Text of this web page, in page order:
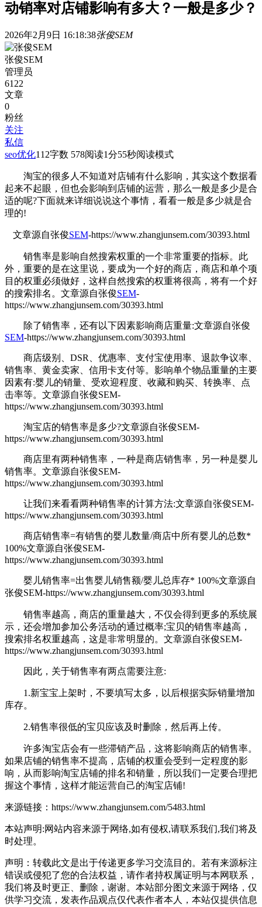
动销率对店铺影响有多大？一般是多少？
2026年2月9日 16:18:38张俊SEM
张俊SEM
管理员
6122
文章
0
粉丝
关注
私信
seo优化112字数 578阅读1分55秒阅读模式
淘宝的很多人不知道对店铺有什么影响，其实这个数据看
起来不起眼，但也会影响到店铺的运营，那么一般是多少是合
适的呢?下面就来详细说说这个事情，看看一般是多少就是合
理的!
文章源自张俊SEM-https://www.zhangjunsem.com/30393.html
销售率是影响自然搜索权重的一个非常重要的指标。此
外，重要的是在这里说，要成为一个好的商店，商店和单个项
目的权重必须做好，这样自然搜索的权重将很高，将有一个好
的搜索排名。 文章源自张俊SEM-
https://www.zhangjunsem.com/30393.html
除了销售率，还有以下因素影响商店重量:文章源自张俊
SEM-https://www.zhangjunsem.com/30393.html
商店级别、DSR、优惠率、支付宝使用率、退款争议率、
销售率、黄金卖家、信用卡支付等。影响单个物品重量的主要
因素有:婴儿的销量、受欢迎程度、收藏和购买、转换率、点
击率等。 文章源自张俊SEM-
https://www.zhangjunsem.com/30393.html
淘宝店的销售率是多少?文章源自张俊SEM-
https://www.zhangjunsem.com/30393.html
商店里有两种销售率，一种是商店销售率，另一种是婴儿
销售率。 文章源自张俊SEM-
https://www.zhangjunsem.com/30393.html
让我们来看看两种销售率的计算方法:文章源自张俊SEM-
https://www.zhangjunsem.com/30393.html
商店销售率=有销售的婴儿数量/商店中所有婴儿的总数*
100%文章源自张俊SEM-
https://www.zhangjunsem.com/30393.html
婴儿销售率=出售婴儿销售额/婴儿总库存* 100%文章源自
张俊SEM-https://www.zhangjunsem.com/30393.html
销售率越高，商店的重量越大，不仅会得到更多的系统展
示，还会增加参加公务活动的通过概率;宝贝的销售率越高，
搜索排名权重越高，这是非常明显的。 文章源自张俊SEM-
https://www.zhangjunsem.com/30393.html
因此，关于销售率有两点需要注意:
1.新宝宝上架时，不要填写太多，以后根据实际销量增加
库存。
2.销售率很低的宝贝应该及时删除，然后再上传。
许多淘宝店会有一些滞销产品，这将影响商店的销售率。
如果店铺的销售率不提高，店铺的权重会受到一定程度的影
响，从而影响淘宝店铺的排名和销量，所以我们一定要合理把
握这个事情，这样才能运营自己的淘宝店铺!
来源链接：https://www.zhangjunsem.com/5483.html
本站声明:网站内容来源于网络,如有侵权,请联系我们,我们将及
时处理。
声明：转载此文是出于传递更多学习交流目的。若有来源标注
错误或侵犯了您的合法权益，请作者持权属证明与本网联系，
我们将及时更正、删除，谢谢。本站部分图文来源于网络，仅
供学习交流，发表作品观点仅代表作者本人，本站仅提供信息